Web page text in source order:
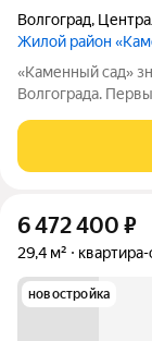
Волгоград,
Жилой район
«Каменный сад» знаковый проект бизнес-класса в центре
Волгограда. Первый
внутренний
этажей
6 472 400 ₽
29,4 м²
новостройка